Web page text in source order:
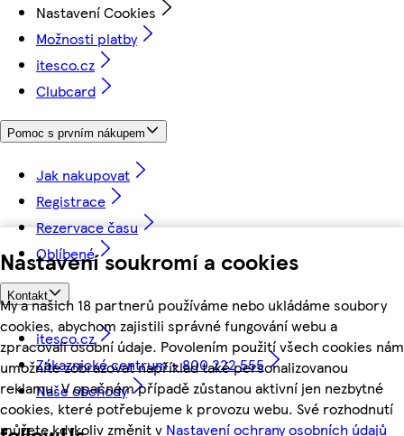
Nastavení soukromí a cookies
My a našich 18 partnerů používáme nebo ukládáme soubory
cookies, abychom zajistili správné fungování webu a
zpracovali osobní údaje. Povolením použití všech cookies nám
umožníte zobrazovat například také personalizovanou
reklamu. V opačném případě zůstanou aktivní jen nezbytné
cookies, které potřebujeme k provozu webu. Své rozhodnutí
můžete kdykoliv změnit v Nastavení ochrany osobních údajů
Nastavení Cookies
Možnosti platby
itesco.cz
Clubcard
Pomoc s prvním nákupem
Jak nakupovat
Registrace
Rezervace času
Oblíbené
Kontakt
itesco.cz
Zákaznické centrum - 800 222 555
Naše obchody